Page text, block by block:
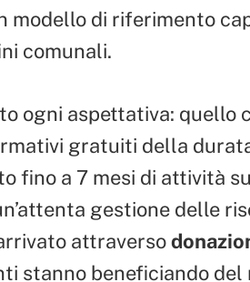
modello di riferimento
comunali.
ogni aspettativa: quello
gratuiti della
fino a 7 mesi di attività
gestione delle
attraverso
stanno beneficiando del